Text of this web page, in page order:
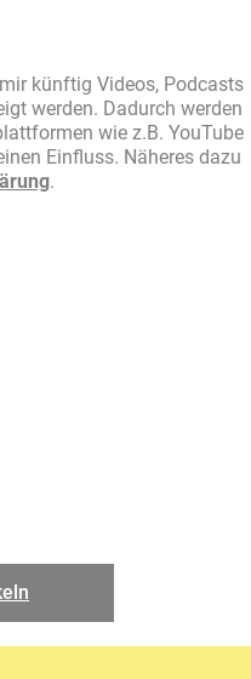
künftig Videos, Podcasts
werden. Dadurch werden
wie z.B. YouTube
Einfluss. Näheres dazu
.